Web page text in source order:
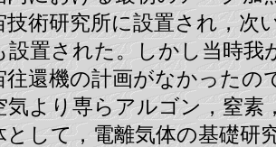
技術研究所に設置され，次
設置された。しかし当時我
往還機の計画がなかったの
気より専らアルゴン，窒素
として，電離気体の基礎研